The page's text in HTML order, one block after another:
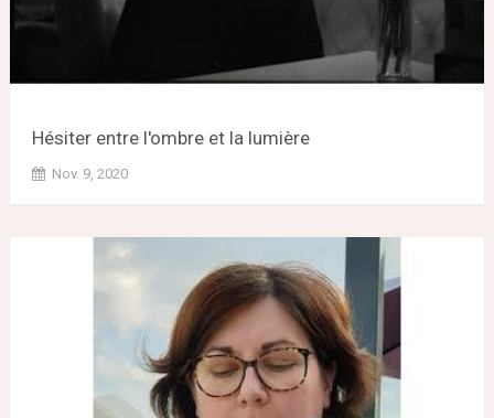
Hésiter entre l'ombre et la lumière
Nov. 9, 2020